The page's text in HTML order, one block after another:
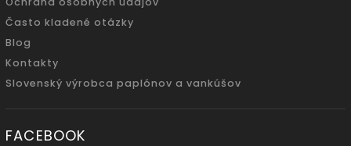
Často kladené otázky
Blog
Kontakty
Slovenský výrobca paplónov a vankúšov
FACEBOOK